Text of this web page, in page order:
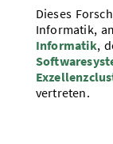
SIC Podcast
Termine,
Alumni
Dieses
Informatik,
Informatik,
vertreten.